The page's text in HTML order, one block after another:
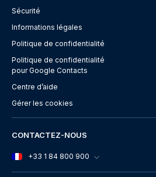
Sécurité
Informations légales
Politique de confidentialité
Politique de confidentialité
pour Google Contacts
Centre d’aide
Gérer les cookies
CONTACTEZ-NOUS
+33 1 84 800 900